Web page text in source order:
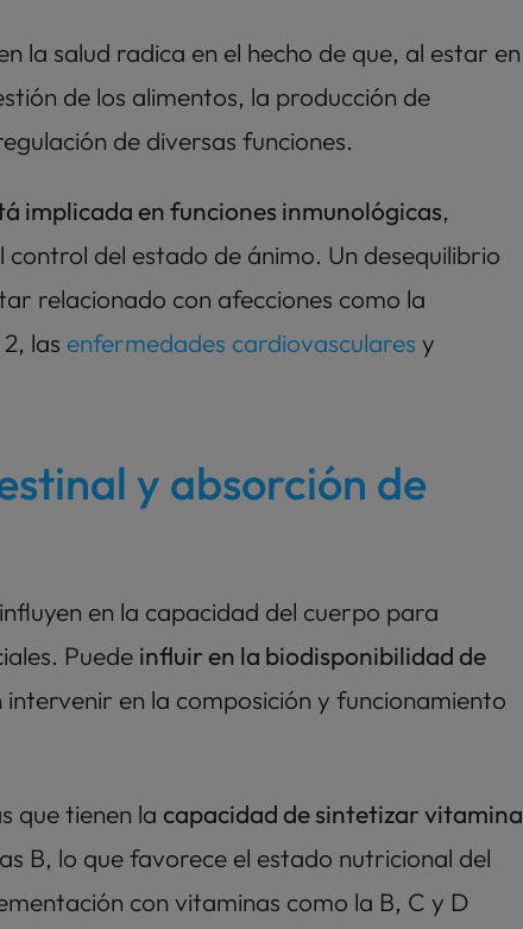
la salud radica en el hecho de que, al estar en
de los alimentos, la producción de
de diversas funciones.
implicada en funciones inmunológicas,
control del estado de ánimo. Un desequilibrio
relacionado con afecciones como la
las enfermedades cardiovasculares y
y absorción de
en la capacidad del cuerpo para
Puede influir en la biodisponibilidad de
intervenir en la composición y funcionamiento
que tienen la capacidad de sintetizar vitamina
B, lo que favorece el estado nutricional del
con vitaminas como la B, C y D